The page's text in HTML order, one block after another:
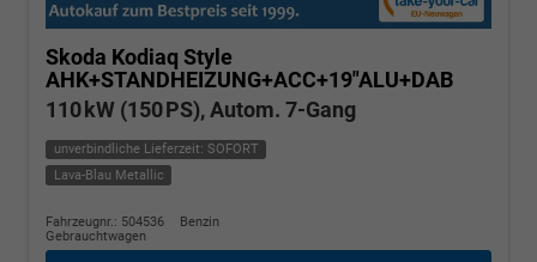
Skoda Kodiaq Style
AHK+STANDHEIZUNG+ACC+19"ALU+DAB
110 kW (150 PS), Autom. 7-Gang
unverbindliche Lieferzeit: SOFORT
Lava-Blau Metallic
Fahrzeugnr.: 504536
Benzin
Gebrauchtwagen